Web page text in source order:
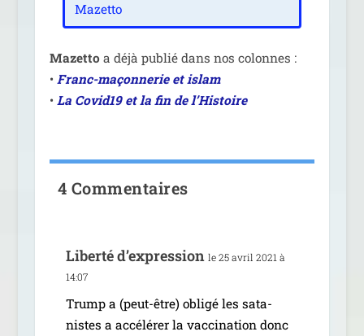
Mazetto
Mazettoa déjà publié dans nos colonnes :
• Franc-maçon­ne­rie et islam
• La Covid19 et la fin de l’Histoire
4 Commentaires
Liberté d’ex­pres­sion le 25 avril 2021 à
14:07
Trump a (peut-être) obli­gé les sata­
nistes a accé­lé­rer la vac­ci­na­tion donc